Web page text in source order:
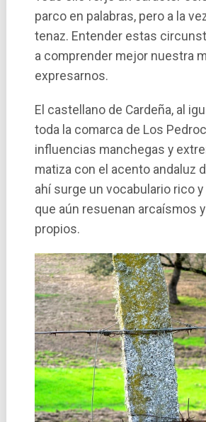
parco en palabras, pero a la
tenaz. Entender estas
a comprender mejor nuestra
expresarnos.
El castellano de Cardeña, al
toda la comarca de Los
influencias manchegas y
matiza con el acento andaluz
ahí surge un vocabulario rico y
que aún resuenan arcaísmos
propios.